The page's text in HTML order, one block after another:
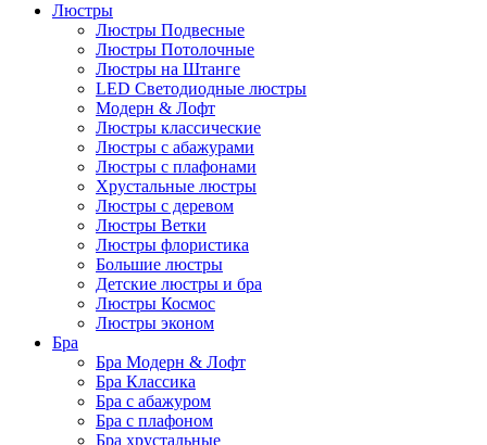
Люстры
Люстры Подвесные
Люстры Потолочные
Люстры на Штанге
LED Светодиодные люстры
Модерн & Лофт
Люстры классические
Люстры с абажурами
Люстры с плафонами
Хрустальные люстры
Люстры с деревом
Люстры Ветки
Люстры флористика
Большие люстры
Детские люстры и бра
Люстры Космос
Люстры эконом
Бра
Бра Модерн & Лофт
Бра Классика
Бра с абажуром
Бра с плафоном
Бра хрустальные